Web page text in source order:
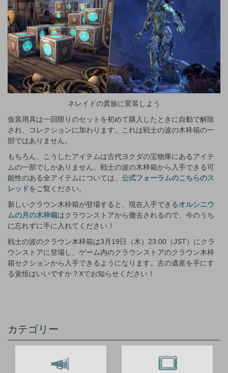
ネレイドの貴族に変装しよう
仮装用具は一回限りのセットを初めて購入したときに自動で解除
され、コレクションに加わります。これは戦士の波の木枠箱の一
部ではありません。
もちろん、こうしたアイテムは古代ヨクダの宝物庫にあるアイテ
ムの一部でしかありません。戦士の波の木枠箱から入手できる可
能性のある全アイテムについては、 公式フォーラムのこちらのス
レッドをご覧ください。
新しいクラウン木枠箱が登場すると、現在入手できるオルシニウ
ムの月の木枠箱はクラウンストアから撤去されるので、今のうち
に忘れずに手に入れてください！
戦士の波のクラウン木枠箱は3月19日（木）23:00（JST）にクラ
ウンストアに登場し、ゲーム内のクラウンストアのクラウン木枠
箱セクションから入手できるようになります。古の遺産を手にす
る覚悟はいいですか？Xでお知らせください！
カテゴリー